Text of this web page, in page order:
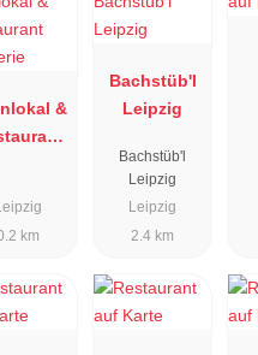
&
km
Bachstüb'l
Leipzig
Bachstüb'l
Leipzig
Leipzig
2.4 km